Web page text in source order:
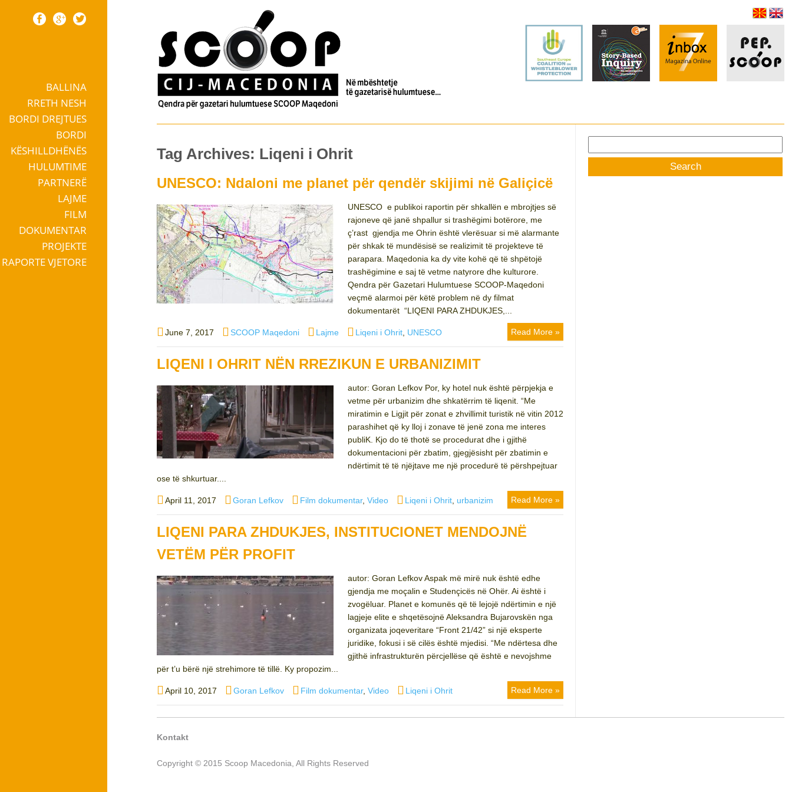
Skip to contentBALLINA
RRETH NESH
BORDI DREJTUES
BORDI
KËSHILLDHËNËS
HULUMTIME
PARTNERË
LAJME
FILM
DOKUMENTAR
PROJEKTE
RAPORTE VJETORE
Tag Archives: Liqeni i Ohrit
UNESCO: Ndaloni me planet për qendër skijimi në Galiçicë
UNESCO e publikoi raportin për shkallën e mbrojtjes së
rajoneve që janë shpallur si trashëgimi botërore, me
ç’rast gjendja me Ohrin është vlerësuar si më alarmante
për shkak të mundësisë se realizimit të projekteve të
parapara. Maqedonia ka dy vite kohë që të shpëtojë
trashëgimine e saj të vetme natyrore dhe kulturore.
Qendra për Gazetari Hulumtuese SCOOP-Maqedoni
veçmë alarmoi për këtë problem në dy filmat
dokumentarët “LIQENI PARA ZHDUKJES,...
Posted
on
June 7, 2017 Author
SCOOP Maqedoni Categories
Lajme Tags
Liqeni i Ohrit UNESCO Read More »
LIQENI I OHRIT NËN RREZIKUN E URBANIZIMIT
autor: Goran Lefkov Por, ky hotel nuk është përpjekja e
vetme për urbanizim dhe shkatërrim të liqenit. “Me
miratimin e Ligjit për zonat e zhvillimit turistik në vitin 2012
parashihet që ky lloj i zonave të jenë zona me interes
publiK. Kjo do të thotë se procedurat dhe i gjithë
dokumentacioni për zbatim, gjegjësisht për zbatimin e
ndërtimit të të njëjtave me një procedurë të përshpejtuar
ose të shkurtuar....
Posted
on
April 11, 2017 Author
Goran Lefkov Categories
Film dokumentar,Video Tags
Liqeni i Ohrit urbanizim Read More »
LIQENI PARA ZHDUKJES, INSTITUCIONET MENDOJNË
VETËM PËR PROFIT
autor: Goran Lefkov Aspak më mirë nuk është edhe
gjendja me moçalin e Studençicës në Ohër. Ai është i
zvogëluar. Planet e komunës që të lejojë ndërtimin e një
lagjeje elite e shqetësojnë Aleksandra Bujarovskën nga
organizata joqeveritare “Front 21/42” si një eksperte
juridike, fokusi i së cilës është mjedisi. “Me ndërtesa dhe
gjithë infrastrukturën përcjellëse që është e nevojshme
për t’u bërë një strehimore të tillë. Ky propozim...
Posted
on
April 10, 2017 Author
Goran Lefkov Categories
Film dokumentar,Video Tags
Liqeni i Ohrit Read More »
for:
Kontakt
Copyright © 2015 Scoop Macedonia, All Rights Reserved